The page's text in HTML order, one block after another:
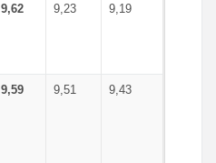
9,62 9,23 9,19
9,59 9,51 9,43